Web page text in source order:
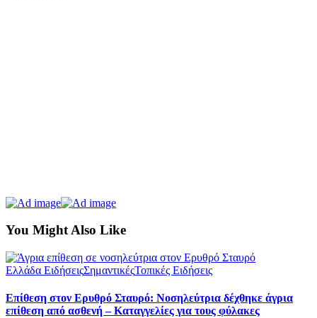
You Might Also Like
Ελλάδα ΕιδήσειςΣημαντικέςΤοπικές Ειδήσεις
Επίθεση στον Ερυθρό Σταυρό: Νοσηλεύτρια δέχθηκε άγρια
επίθεση από ασθενή – Καταγγελίες για τους φύλακες